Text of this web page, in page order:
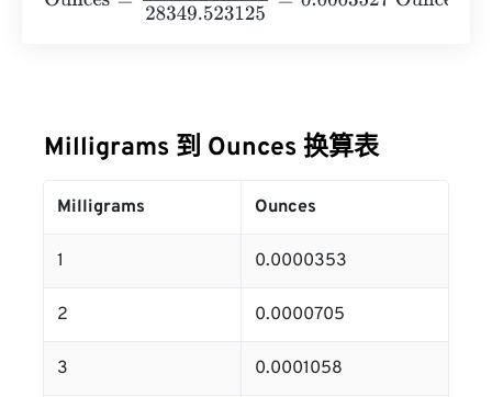
Milligrams 到 Ounces 换算表
Milligrams Ounces
1 0.0000353
2 0.0000705
3 0.0001058